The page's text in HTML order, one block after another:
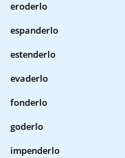
eroderlo
espanderlo
estenderlo
evaderlo
fonderlo
goderlo
impenderlo